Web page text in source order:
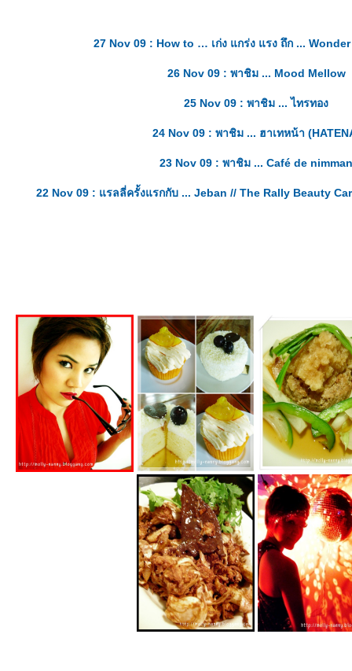
27 Nov 09 : How to … เก่ง แกร่ง แรง ถึก ...
26 Nov 09 : พาชิม ... Mood Mellow
25 Nov 09 : พาชิม ... ไทรทอง
24 Nov 09 : พาชิม ... ฮาเทหน้า
23 Nov 09 : พาชิม ... Café de nimman
22 Nov 09 : แรลลี่ครั้งแรกกับ ... Jeban // The Rally Beauty